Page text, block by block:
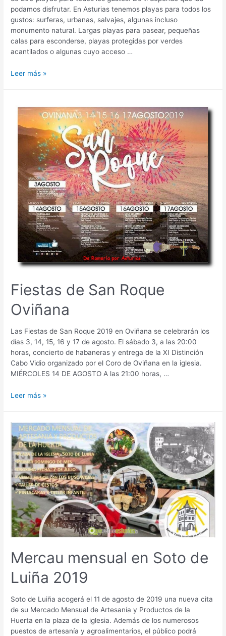
podamos disfrutar. En Asturias tenemos playas para todos los
gustos: surferas, urbanas, salvajes, algunas incluso
monumento natural. Largas playas para pasear, pequeñas
calas para esconderse, playas protegidas por verdes
acantilados o algunas cuyo acceso …
Recomendaciones
de
nuestras
playas
Leer más »
Fiestas de San Roque
Oviñana
Las Fiestas de San Roque 2019 en Oviñana se celebrarán los
días 3, 14, 15, 16 y 17 de agosto. El sábado 3, a las 20:00
horas, concierto de habaneras y entrega de la XI Distinción
Cabo Vidio organizado por el Coro de Oviñana en la iglesia.
MIÉRCOLES 14 DE AGOSTO A las 21:00 horas, …
Fiestas
Roque
Oviñana
Leer más »
Mercau mensual en Soto de
Luiña 2019
Soto de Luiña acogerá el 11 de agosto de 2019 una nueva cita
de su Mercado Mensual de Artesanía y Productos de la
Huerta en la plaza de la iglesia. Además de los numerosos
puestos de artesanía y agroalimentarios, el público podrá